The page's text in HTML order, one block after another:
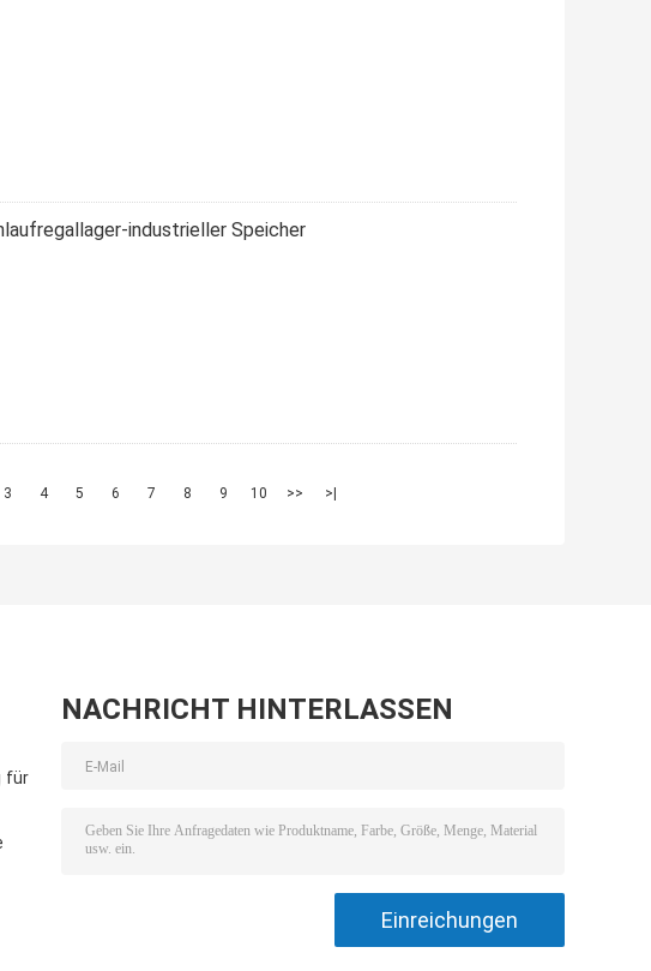
industrieller Speicher
3 4 5 6 7 8 9 10 >> >|
für
NACHRICHT HINTERLASSEN